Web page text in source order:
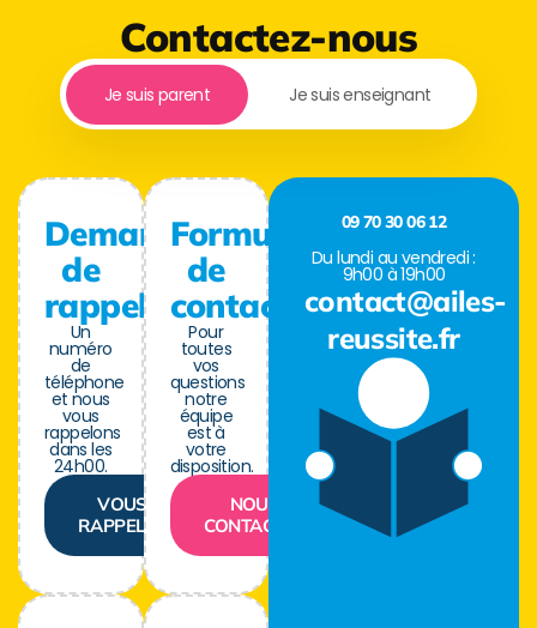
Contactez-nous
Je suis parent Je suis enseignant
Demande
de
rappel
Un
numéro
de
téléphone
et nous
vous
rappelons
dans les
24h00.
VOUS
RAPPELER
Formulaire
de
contact
Pour
toutes
vos
questions
notre
équipe
est à
votre
disposition.
NOUS
CONTACTER
09 70 30 06 12
Du lundi au vendredi :
9h00 à 19h00
contact@ailes-
reussite.fr